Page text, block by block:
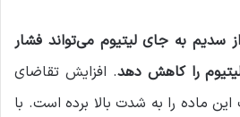
سدیم به جای لیتیوم می‌تواند فشار
را کاهش دهد. افزایش تقاضای
ماده را به شدت بالا برده است. با